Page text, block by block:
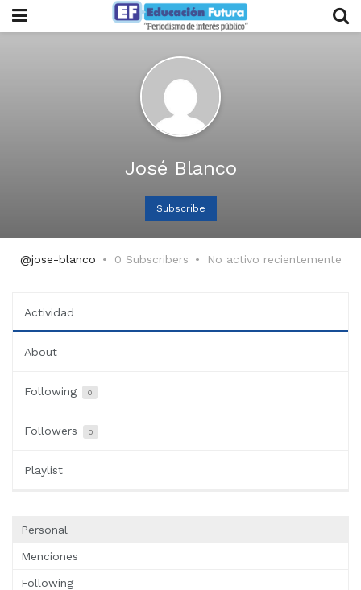
José Blanco
Subscribe
@jose-blanco 0 Subscribers No activo recientemente
Actividad
About
Following 0
Followers 0
Playlist
Personal
Menciones
Following